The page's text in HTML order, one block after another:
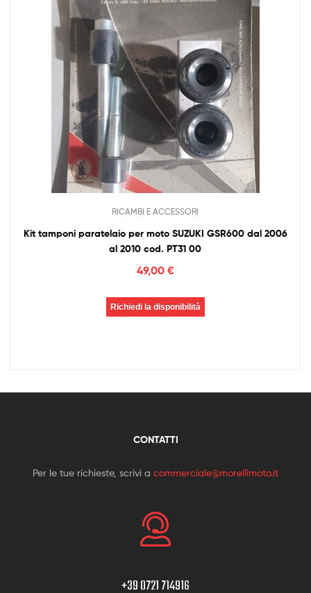
RICAMBI E ACCESSORI
Kit tamponi paratelaio per moto SUZUKI GSR600 dal 2006
al 2010 cod. PT31 00
49,00 €
Richiedi la disponibilità
CONTATTI
Per le tue richieste, scrivi a commerciale@morellimoto.it
+39 0721 714916